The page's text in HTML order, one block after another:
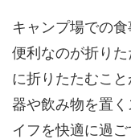
キャンプ場での
便利なのが折り
に折りたたむこ
器や飲み物を置
イフを快適に過